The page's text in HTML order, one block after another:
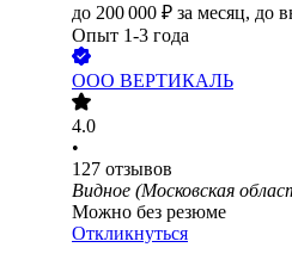
до 200 000 ₽ за месяц, до
Опыт 1-3 года
ООО ВЕРТИКАЛЬ
4.0
•
127 отзывов
Видное (Московская
Можно без резюме
Откликнуться